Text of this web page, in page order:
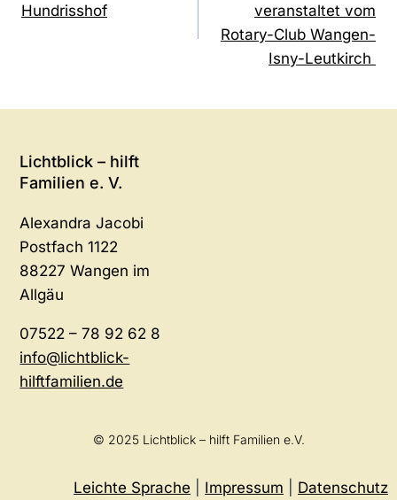
Hundrisshof
veranstaltet vom
Rotary-Club Wangen-
Isny-Leutkirch
Lichtblick – hilft
Familien e. V.
Alexandra Jacobi
Postfach 1122
88227 Wangen im
Allgäu
07522 – 78 92 62 8
info@lichtblick-
hilftfamilien.de
© 2025 Lichtblick – hilft Familien e.V.
Leichte Sprache Impressum Datenschutz